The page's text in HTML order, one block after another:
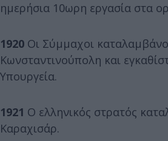
ημερήσια 10ωρη εργασία στα
1920 Οι Σύμμαχοι
Κωνσταντινούπολη και
Υπουργεία.
1921 Ο ελληνικός στρατός
Καραχισάρ.